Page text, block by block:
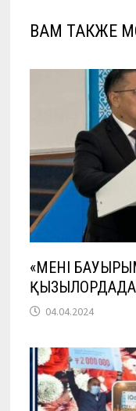
ВАМ ТАКЖЕ
«МЕНІҢ
04.04.2024